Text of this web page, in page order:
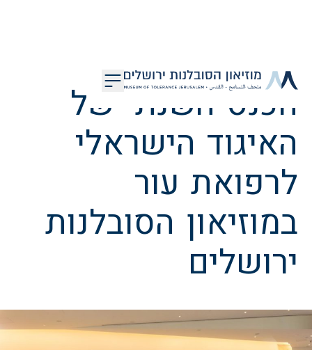
הכנס השנתי של
האיגוד הישראלי
לרפואת עור
במוזיאון הסובלנות
ירושלים